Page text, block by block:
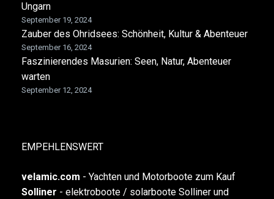
Ungarn
September 19, 2024
Zauber des Ohridsees: Schönheit, Kultur & Abenteuer
September 16, 2024
Faszinierendes Masurien: Seen, Natur, Abenteuer
warten
September 12, 2024
EMPEHLENSWERT
velamic.com - Yachten und Motorboote zum Kauf
Solliner - elektroboote / solarboote Solliner und